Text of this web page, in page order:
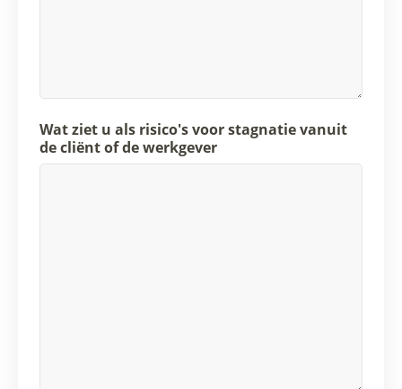
Wat ziet u als risico's voor stagnatie vanuit
de cliënt of de werkgever